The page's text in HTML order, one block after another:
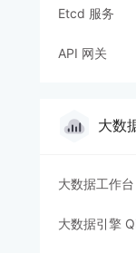
Etcd 服务
API 网关
大数
大数据工作台
大数据引擎